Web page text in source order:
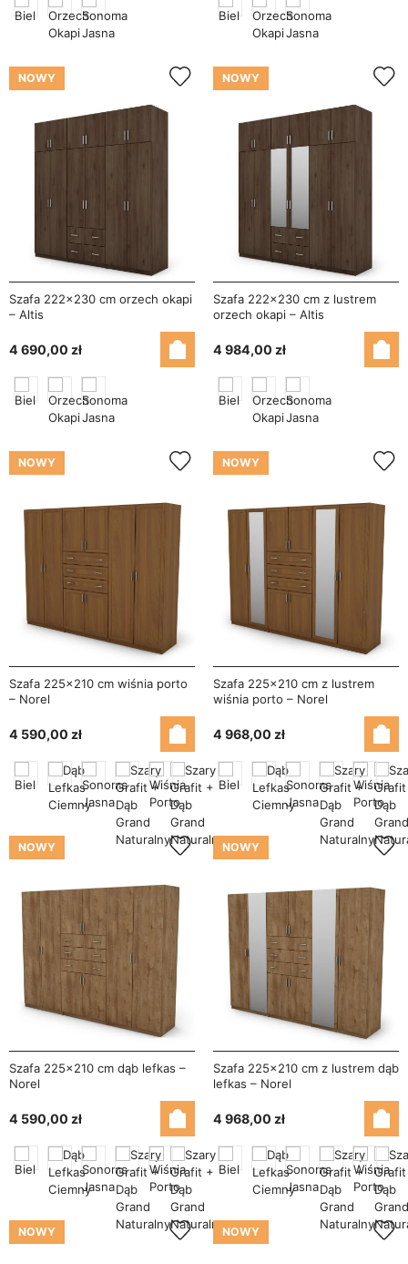
NOWY
Szafa 222x230 cm orzech okapi
– Altis
4 690,00 zł
NOWY
Szafa 222x230 cm z lustrem
orzech okapi – Altis
4 984,00 zł
NOWY
Szafa 225x210 cm wiśnia porto
– Norel
4 590,00 zł
NOWY
Szafa 225x210 cm z lustrem
wiśnia porto – Norel
4 968,00 zł
NOWY
Szafa 225x210 cm dąb lefkas –
Norel
4 590,00 zł
NOWY
Szafa 225x210 cm z lustrem dąb
lefkas – Norel
4 968,00 zł
NOWY NOWY